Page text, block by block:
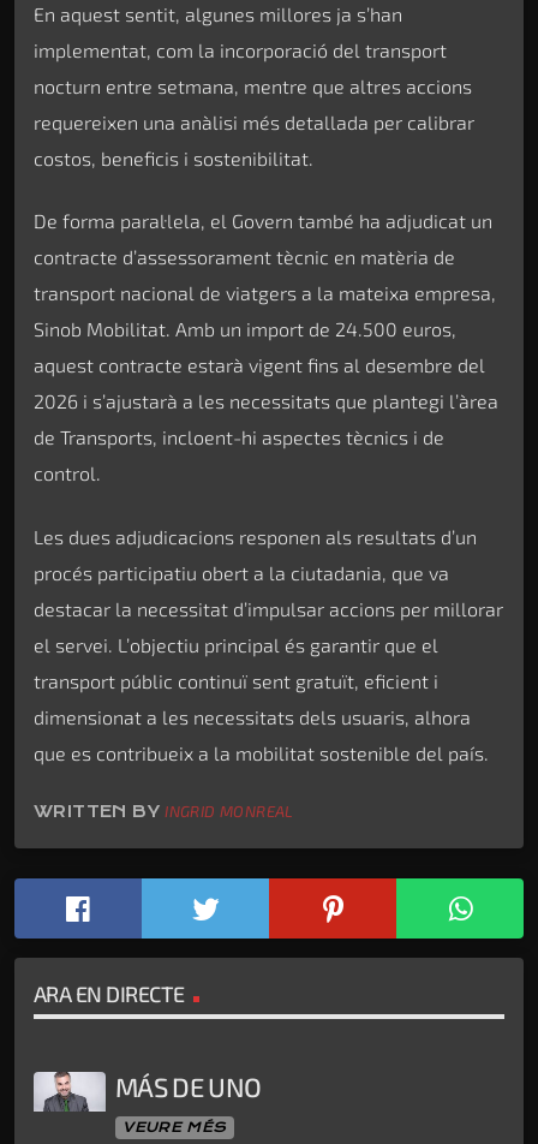
En aquest sentit, algunes millores ja s’han
implementat, com la incorporació del transport
nocturn entre setmana, mentre que altres accions
requereixen una anàlisi més detallada per calibrar
costos, beneficis i sostenibilitat.
De forma paral·lela, el Govern també ha adjudicat un
contracte d’assessorament tècnic en matèria de
transport nacional de viatgers a la mateixa empresa,
Sinob Mobilitat. Amb un import de 24.500 euros,
aquest contracte estarà vigent fins al desembre del
2026 i s’ajustarà a les necessitats que plantegi l’àrea
de Transports, incloent-hi aspectes tècnics i de
control.
Les dues adjudicacions responen als resultats d’un
procés participatiu obert a la ciutadania, que va
destacar la necessitat d’impulsar accions per millorar
el servei. L’objectiu principal és garantir que el
transport públic continuï sent gratuït, eficient i
dimensionat a les necessitats dels usuaris, alhora
que es contribueix a la mobilitat sostenible del país.
WRITTEN BYINGRID MONREAL
ARA EN DIRECTE
MÁS DE UNO
VEURE MÉS